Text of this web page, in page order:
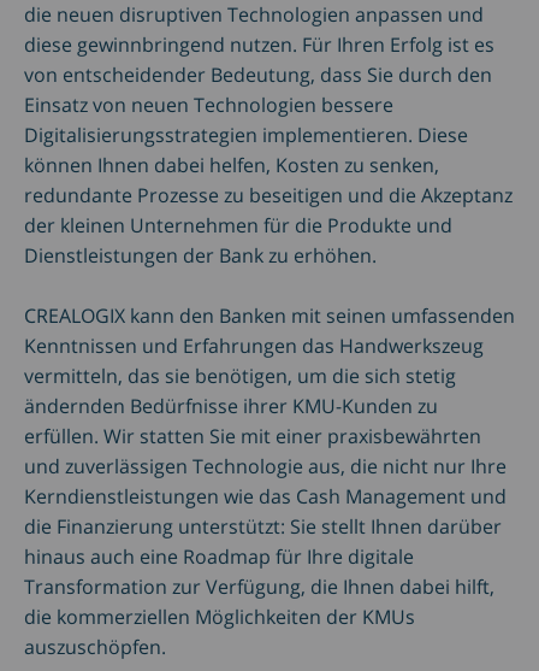
die neuen disruptiven Technologien anpassen und
diese gewinnbringend nutzen. Für Ihren Erfolg ist es
von entscheidender Bedeutung, dass Sie durch den
Einsatz von neuen Technologien bessere
Digitalisierungsstrategien implementieren. Diese
können Ihnen dabei helfen, Kosten zu senken,
redundante Prozesse zu beseitigen und die Akzeptanz
der kleinen Unternehmen für die Produkte und
Dienstleistungen der Bank zu erhöhen.
CREALOGIX kann den Banken mit seinen umfassenden
Kenntnissen und Erfahrungen das Handwerkszeug
vermitteln, das sie benötigen, um die sich stetig
ändernden Bedürfnisse ihrer KMU-Kunden zu
erfüllen. Wir statten Sie mit einer praxisbewährten
und zuverlässigen Technologie aus, die nicht nur Ihre
Kerndienstleistungen wie das Cash Management und
die Finanzierung unterstützt: Sie stellt Ihnen darüber
hinaus auch eine Roadmap für Ihre digitale
Transformation zur Verfügung, die Ihnen dabei hilft,
die kommerziellen Möglichkeiten der KMUs
auszuschöpfen.